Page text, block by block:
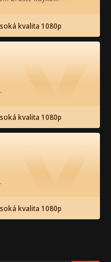
aplikaci
chtí
kvalita 1080p
kvalita 1080p
kvalita 1080p